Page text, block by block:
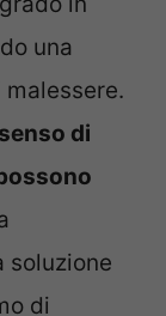
una
senso di
soluzione
di